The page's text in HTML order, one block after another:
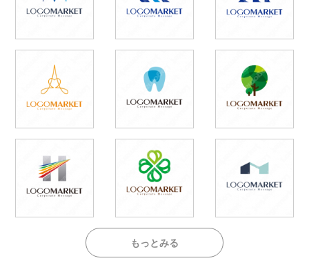
もっとみる